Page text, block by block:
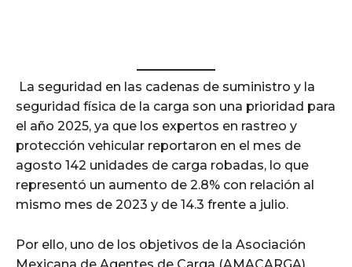
La seguridad en las cadenas de suministro y la
seguridad física de la carga son una prioridad para
el año 2025, ya que los expertos en rastreo y
protección vehicular reportaron en el mes de
agosto 142 unidades de carga robadas, lo que
representó un aumento de 2.8% con relación al
mismo mes de 2023 y de 14.3 frente a julio.
Por ello, uno de los objetivos de la Asociación